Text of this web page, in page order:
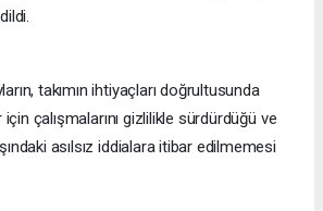
takımın ihtiyaçları doğrultusunda
çalışmalarını gizlilikle sürdürdüğü ve
asılsız iddialara itibar edilmemesi